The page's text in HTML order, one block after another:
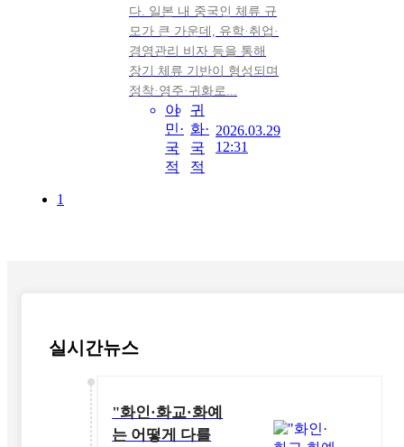
다. 일본 내 중국인 체류 규
모가 큰 가운데, 유학·취업·
경영관리 비자 등을 통해
장기 체류 기반이 형성되며
정착·영주·귀화로...
이
민·
국
적
귀
화·
국
적
2026.03.29
12:31
1
실시간뉴스
"화인·화교·화예
는 어떻게 다를